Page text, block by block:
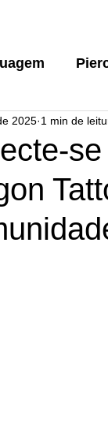
2025 1 min de